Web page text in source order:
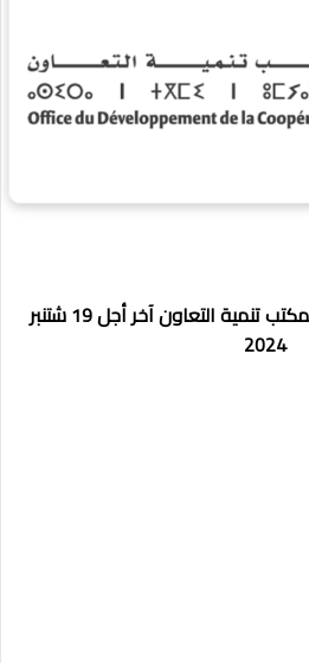
مباراة توظيف 12 منصب بمكتب تنمية التعاون آخر أجل 19 شتنبر
2024